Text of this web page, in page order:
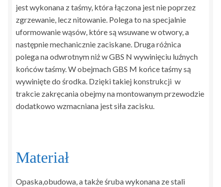
jest wykonana z taśmy, która łączona jest nie poprzez
zgrzewanie, lecz nitowanie. Polega to na specjalnie
uformowanie wąsów, które są wsuwane w otwory, a
następnie mechanicznie zaciskane. Druga różnica
polega na odwrotnym niż w GBS N wywinięciu luźnych
końców taśmy. W obejmach GBS M końce taśmy są
wywinięte do środka. Dzięki takiej konstrukcji w
trakcie zakręcania obejmy na montowanym przewodzie
dodatkowo wzmacniana jest siła zacisku.
Materiał
Opaska,obudowa, a także śruba wykonana ze stali